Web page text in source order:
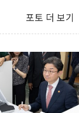
포토 더 보기